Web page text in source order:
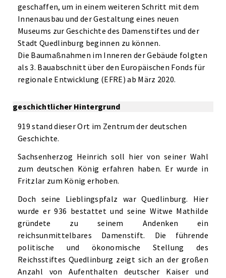
geschaffen, um in einem weiteren Schritt mit dem
Innenausbau und der Gestaltung eines neuen
Museums zur Geschichte des Damenstiftes und der
Stadt Quedlinburg beginnen zu können.
Die Baumaßnahmen im Inneren der Gebäude folgten
als 3. Bauabschnitt über den Europäischen Fonds für
regionale Entwicklung (EFRE) ab März 2020.
geschichtlicher Hintergrund
919 stand dieser Ort im Zentrum der deutschen
Geschichte.
Sachsenherzog Heinrich soll hier von seiner Wahl
zum deutschen König erfahren haben. Er wurde in
Fritzlar zum König erhoben.
Doch seine Lieblingspfalz war Quedlinburg. Hier
wurde er 936 bestattet und seine Witwe Mathilde
gründete zu seinem Andenken ein
reichsunmittelbares Damenstift. Die führende
politische und ökonomische Stellung des
Reichsstiftes Quedlinburg zeigt sich an der großen
Anzahl von Aufenthalten deutscher Kaiser und